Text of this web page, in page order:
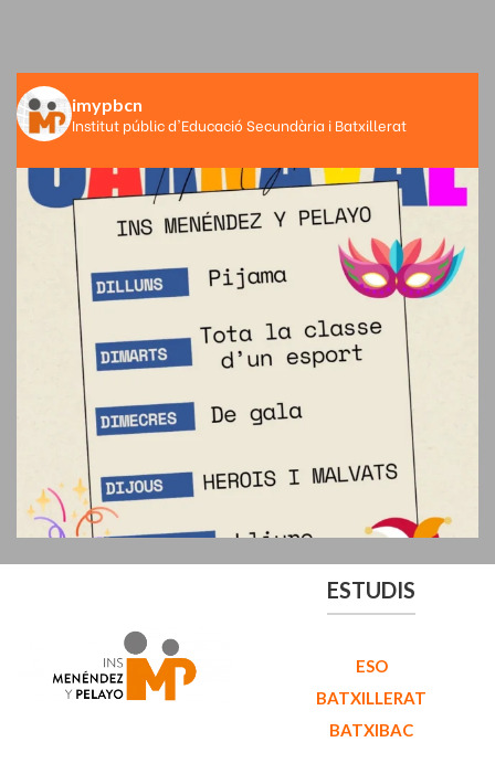
imypbcn
Institut públic d'Educació Secundària i Batxillerat
ESTUDIS
ESO
BATXILLERAT
BATXIBAC